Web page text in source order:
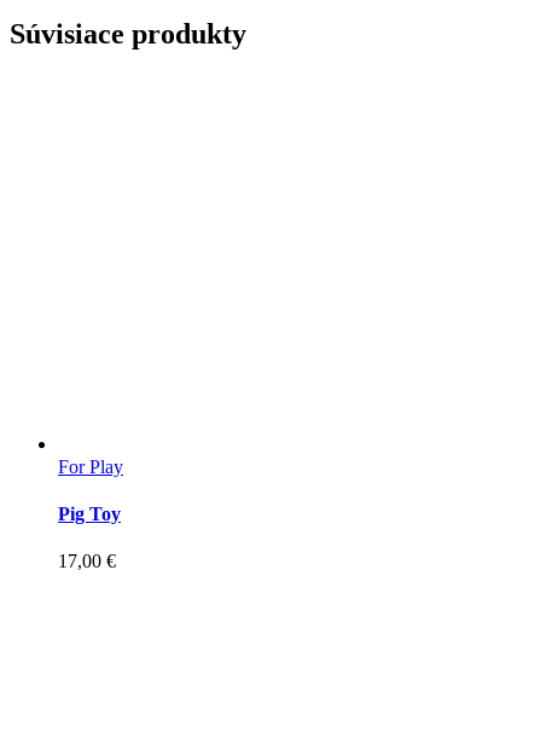
Súvisiace produkty
For Play
Pig Toy
17,00 €